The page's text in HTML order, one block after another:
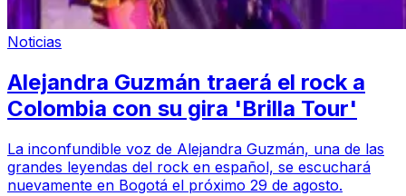
Noticias
Alejandra Guzmán traerá el rock a
Colombia con su gira 'Brilla Tour'
La inconfundible voz de Alejandra Guzmán, una de las
grandes leyendas del rock en español, se escuchará
nuevamente en Bogotá el próximo 29 de agosto.